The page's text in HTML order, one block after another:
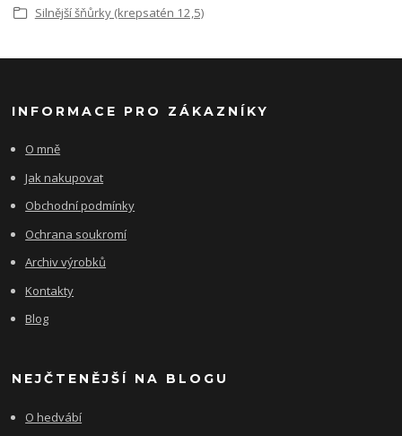
Silnější šňůrky (krepsatén 12,5)
INFORMACE PRO ZÁKAZNÍKY
O mně
Jak nakupovat
Obchodní podmínky
Ochrana soukromí
Archiv výrobků
Kontakty
Blog
NEJČTENĚJŠÍ NA BLOGU
O hedvábí